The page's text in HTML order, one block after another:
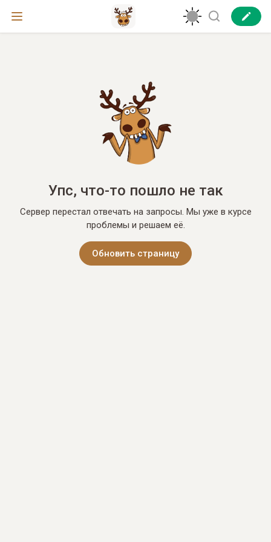
Упс, что-то пошло не так
Сервер перестал отвечать на запросы. Мы уже в курсе
проблемы и решаем её.
Обновить страницу